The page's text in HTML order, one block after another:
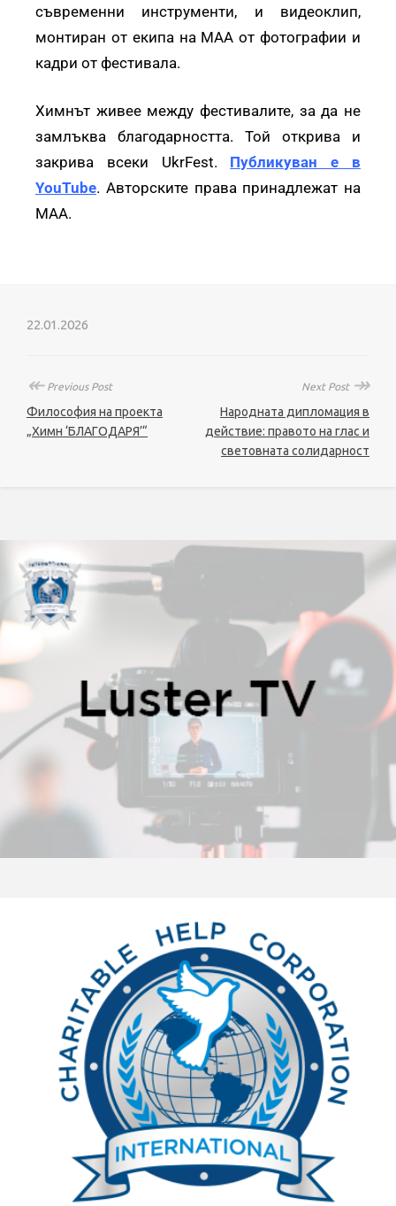
съвременни инструменти, и видеоклип,
монтиран от екипа на МАА от фотографии и
кадри от фестивала.
Химнът живее между фестивалите, за да не
замлъква благодарността. Той открива и
закрива всеки UkrFest. Публикуван е в
YouTube. Авторските права принадлежат на
МАА.
22.01.2026
↞Previous Post
Философия на проекта
„Химн ‘БЛАГОДАРЯ’“
Next Post ↠
Народната дипломация в
действие: правото на глас и
световната солидарност